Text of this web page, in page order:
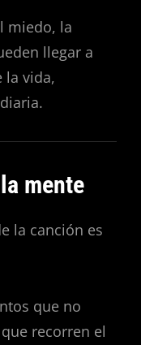
miedo, la
llegar a
la vida,
mente
la canción es
que no
recorren el